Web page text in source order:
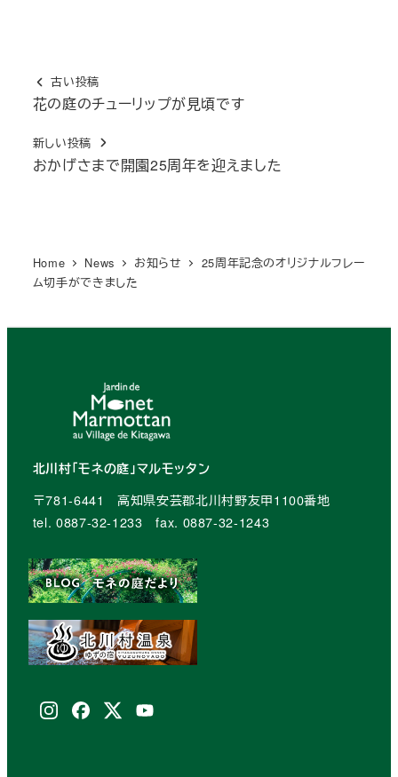
古い投稿
花の庭のチューリップが見頃です
新しい投稿
おかげさまで開園25周年を迎えました
Home News お知らせ
25周年記念のオリジナルフレー
ム切手ができました
北川村「モネの庭」マルモッタン
〒781-6441 高知県安芸郡北川村野友甲1100番地
tel. 0887-32-1233 fax. 0887-32-1243
Instagramfacebook
X
(Twitter)
youtube